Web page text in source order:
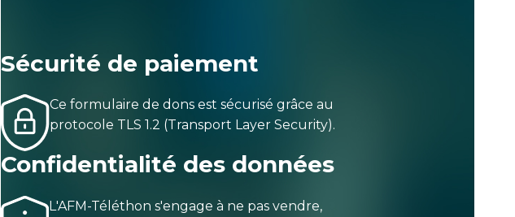
Sécurité de paiement
Ce formulaire de dons est sécurisé grâce au
protocole TLS 1.2 (Transport Layer Security).
Confidentialité des données
L'AFM-Téléthon s'engage à ne pas vendre,